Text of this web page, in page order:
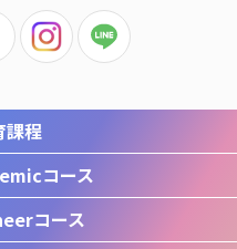
課程
コース
コース